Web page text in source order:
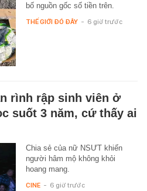
bố nguồn gốc số tiền trên.
THẾ GIỚI ĐÓ ĐÂY - 6 giờ trước
rình rập sinh viên ở
suốt 3 năm, cứ thấy ai
Chia sẻ của nữ NSƯT khiến
người hâm mộ không khỏi
hoang mang.
CINE - 6 giờ trước